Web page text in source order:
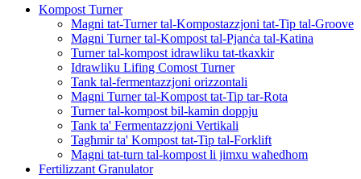
Kompost Turner
Magni tat-Turner tal-Kompostazzjoni tat-Tip tal-Groove
Magni Turner tal-Kompost tal-Pjanċa tal-Katina
Turner tal-kompost idrawliku tat-tkaxkir
Idrawliku Lifing Comost Turner
Tank tal-fermentazzjoni orizzontali
Magni Turner tal-Kompost tat-Tip tar-Rota
Turner tal-kompost bil-kamin doppju
Tank ta' Fermentazzjoni Vertikali
Tagħmir ta' Kompost tat-Tip tal-Forklift
Magni tat-turn tal-kompost li jimxu waħedhom
Fertilizzant Granulator